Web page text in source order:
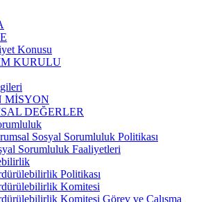
Konusu
KURULU
MİSYON
DEĞERLER
Sosyal Sorumluluk Politikası
Sorumluluk Faaliyetleri
Politikası
Komitesi
Komitesi Görev ve Çalışma